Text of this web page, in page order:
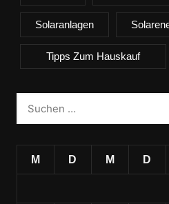
Solaranlagen
Tipps Zum Hauskauf
M D M D